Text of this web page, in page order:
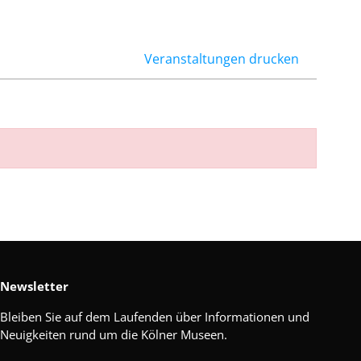
Veranstaltungen drucken
Newsletter
Bleiben Sie auf dem Laufenden über Informationen und
Neuigkeiten rund um die Kölner Museen.